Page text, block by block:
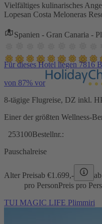
Vielfältiges kulinarisches
Lopesan Costa Meloneras
Spanien - Gran Canaria -
Für dieses Hotel liegen 7816
von 87% vor
8-tägige Flugreise, DZ inkl.
Einer der größten Wellness-
253100Bestellnr.:
Pauschalreise
Alter Preisab €1.699,-
pro PersonPreis pro
TUI MAGIC LIFE Plimmiri